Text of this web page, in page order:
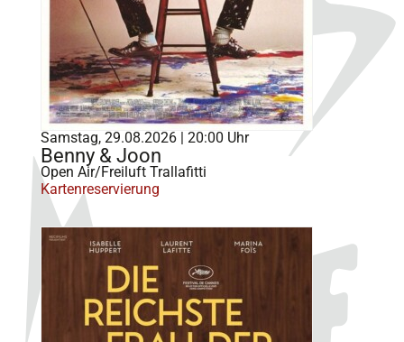
Samstag, 29.08.2026 | 20:00 Uhr
Benny & Joon
Open Air/Freiluft Trallafitti
Kartenreservierung